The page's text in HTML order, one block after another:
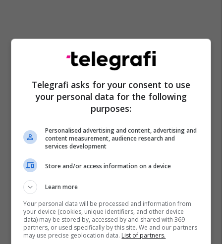
Telegrafi asks for your consent to use
your personal data for the following
purposes:
Personalised advertising and content, advertising and
content measurement, audience research and
services development
Store and/or access information on a device
Learn more
Your personal data will be processed and information from
your device (cookies, unique identifiers, and other device
data) may be stored by, accessed by and shared with 369
partners, or used specifically by this site. We and our partners
may use precise geolocation data. List of partners.